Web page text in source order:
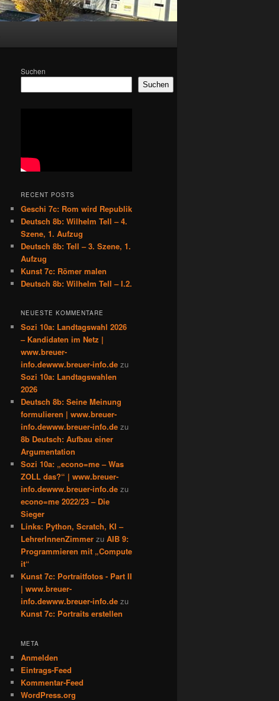
Suchen
Suchen
RECENT POSTS
Geschi 7c: Rom wird Republik
Deutsch 8b: Wilhelm Tell – 4.
Szene, 1. Aufzug
Deutsch 8b: Tell – 3. Szene, 1.
Aufzug
Kunst 7c: Römer malen
Deutsch 8b: Wilhelm Tell – I.2.
NEUESTE KOMMENTARE
Sozi 10a: Landtagswahl 2026
– Kandidaten im Netz |
www.breuer-
info.dewww.breuer-info.de zu
Sozi 10a: Landtagswahlen
2026
Deutsch 8b: Seine Meinung
formulieren | www.breuer-
info.dewww.breuer-info.de zu
8b Deutsch: Aufbau einer
Argumentation
Sozi 10a: „econo=me – Was
ZOLL das?“ | www.breuer-
info.dewww.breuer-info.de zu
econo=me 2022/23 – Die
Sieger
Links: Python, Scratch, KI –
LehrerInnenZimmer zu AIB 9:
Programmieren mit „Compute
it“
Kunst 7c: Portraitfotos - Part II
| www.breuer-
info.dewww.breuer-info.de zu
Kunst 7c: Portraits erstellen
META
Anmelden
Eintrags-Feed
Kommentar-Feed
WordPress.org